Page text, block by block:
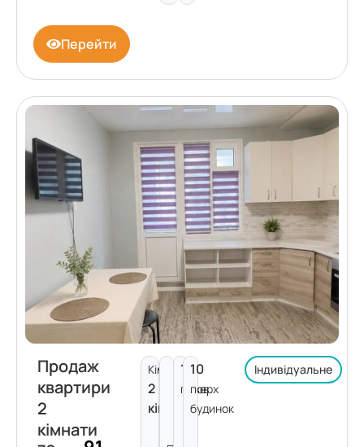
Перейти
Продаж
квартири
2
кімнати
Кімнат:
2
кімнати
1
поверх
10
пов.
будинок
Індивідуальне